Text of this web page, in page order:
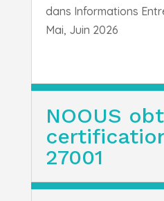
dans Informations
Mai, Juin 2026
NOOUS
27001